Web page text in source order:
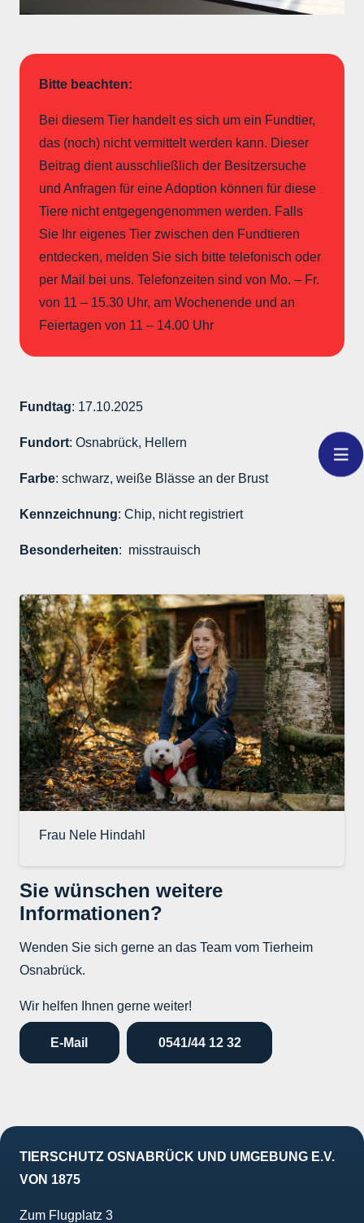
Bitte beachten:
Bei diesem Tier handelt es sich um ein Fundtier,
das (noch) nicht vermittelt werden kann. Dieser
Beitrag dient ausschließlich der Besitzersuche
und Anfragen für eine Adoption können für diese
Tiere nicht entgegengenommen werden. Falls
Sie Ihr eigenes Tier zwischen den Fundtieren
entdecken, melden Sie sich bitte telefonisch oder
per Mail bei uns. Telefonzeiten sind von Mo. – Fr.
von 11 – 15.30 Uhr, am Wochenende und an
Feiertagen von 11 – 14.00 Uhr
Fundtag: 17.10.2025
Fundort: Osnabrück, Hellern
Farbe: schwarz, weiße Blässe an der Brust
Kennzeichnung: Chip, nicht registriert
Besonderheiten: misstrauisch
Frau Nele Hindahl
Sie wünschen weitere
Informationen?
Wenden Sie sich gerne an das Team vom Tierheim
Osnabrück.
Wir helfen Ihnen gerne weiter!
E-Mail 0541/44 12 32
TIERSCHUTZ OSNABRÜCK UND UMGEBUNG E.V.
VON 1875
Zum Flugplatz 3